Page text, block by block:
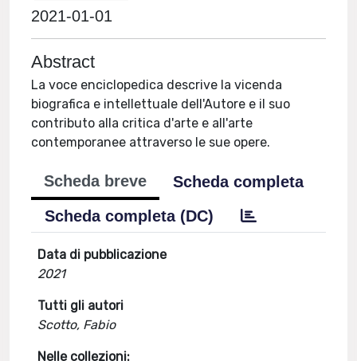
2021-01-01
Abstract
La voce enciclopedica descrive la vicenda
biografica e intellettuale dell'Autore e il suo
contributo alla critica d'arte e all'arte
contemporanee attraverso le sue opere.
Scheda breve
Scheda completa
Scheda completa (DC)
Data di pubblicazione
2021
Tutti gli autori
Scotto, Fabio
Nelle collezioni: